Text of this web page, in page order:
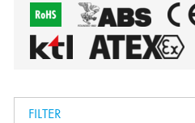
FILTER